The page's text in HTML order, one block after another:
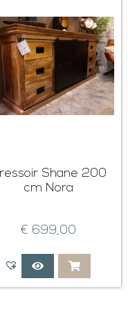
Shane 200
cm Nora
€ 699,00